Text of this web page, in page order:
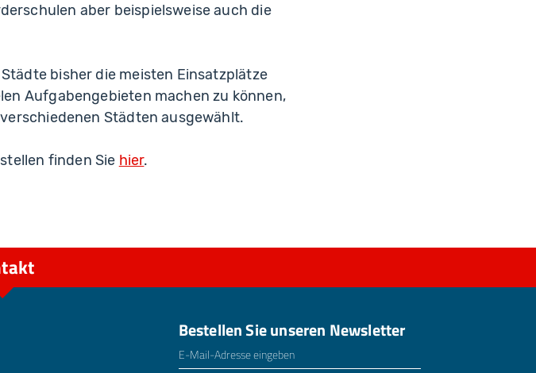
aber beispielsweise auch die
bisher die meisten Einsatzplätze
Aufgabengebieten machen zu können,
Städten ausgewählt.
finden Sie hier.
Bestellen Sie unseren Newsletter
E-Mailadresse